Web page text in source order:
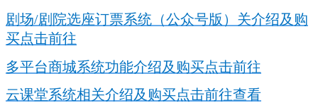
剧场/剧院选座订票系统（公众号版）关介绍及购
买点击前往
多平台商城系统功能介绍及购买点击前往
云课堂系统相关介绍及购买点击前往查看